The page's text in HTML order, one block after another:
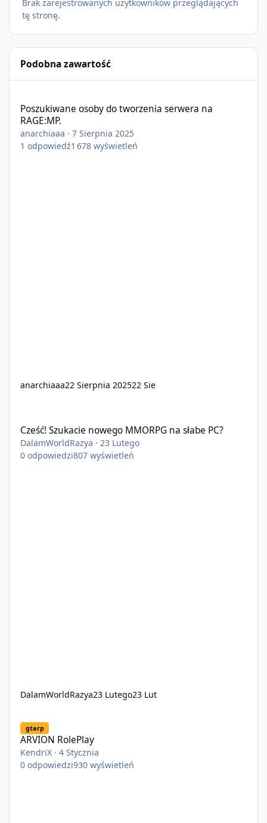
Brak zarejestrowanych użytkowników przeglądających
tę stronę.
Podobna zawartość
Poszukiwane osoby do tworzenia serwera na
RAGE:MP.
anarchiaaa ·7 Sierpnia 2025
1 odpowiedź1 678 wyświetleń
anarchiaaa22 Sierpnia 202522 Sie
Cześć! Szukacie nowego MMORPG na słabe PC?
DalamWorldRazya ·23 Lutego
0 odpowiedzi807 wyświetleń
DalamWorldRazya23 Lutego23 Lut
gtarp
ARVION RolePlay
KendriX ·4 Stycznia
0 odpowiedzi930 wyświetleń